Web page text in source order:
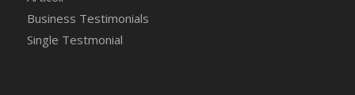
Business Testimonials
Single Testmonial